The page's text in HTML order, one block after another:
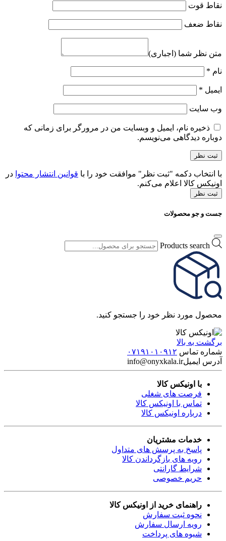
نقاط قوت
نقاط ضعف
متن نظر شما (اجباری)
نام *
ایمیل *
وب‌ سایت
ذخیره نام، ایمیل و وبسایت من در مرورگر برای زمانی که
دوباره دیدگاهی می‌نویسم.
با انتخاب دکمه "ثبت نظر" موافقت خود را با قوانین انتشار محتوا در
اونیکس کالا اعلام می‌کنم.
ثبت نظر
جست و جو محصولات
Products search
محصول مورد نظر خود را جستجو کنید.
برگشت به بالا
شماره تماس ۰۷۱۹۱۰۱۰۹۱۲
آدرس ایمیلinfo@onyxkala.ir
با اونیکس کالا
فرصت های شغلی
تماس با اونیکس کالا
درباره اونیکس کالا
خدمات مشتریان
پاسخ به پرسش های متداول
رویه های بازگرداندن کالا
شرایط گارانتی
حریم خصوصی
راهنمای خرید از اونیکس کالا
نحوه ثبت سفارش
رویه ارسال سفارش
شیوه های پرداخت